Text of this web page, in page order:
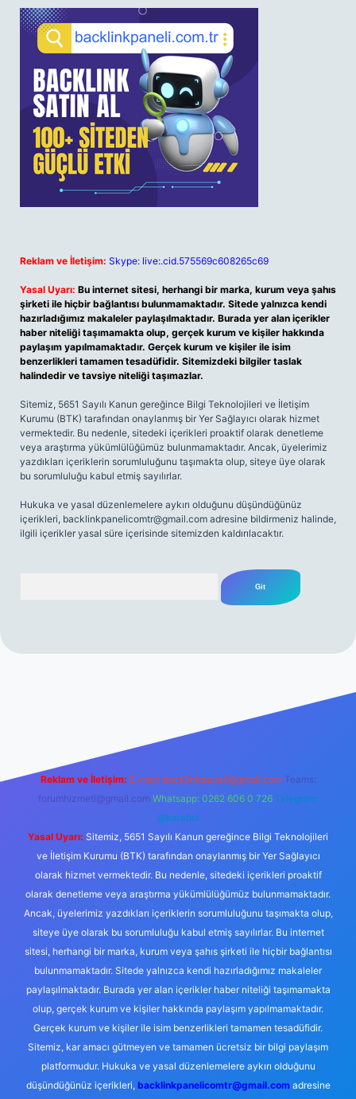
Reklam ve İletişim: Skype: live:.cid.575569c608265c69
Yasal Uyarı: Bu internet sitesi, herhangi bir marka, kurum veya şahıs
şirketi ile hiçbir bağlantısı bulunmamaktadır. Sitede yalnızca kendi
hazırladığımız makaleler paylaşılmaktadır. Burada yer alan içerikler
haber niteliği taşımamakta olup, gerçek kurum ve kişiler hakkında
paylaşım yapılmamaktadır. Gerçek kurum ve kişiler ile isim
benzerlikleri tamamen tesadüfidir. Sitemizdeki bilgiler taslak
halindedir ve tavsiye niteliği taşımazlar.
Sitemiz, 5651 Sayılı Kanun gereğince Bilgi Teknolojileri ve İletişim
Kurumu (BTK) tarafından onaylanmış bir Yer Sağlayıcı olarak hizmet
vermektedir. Bu nedenle, sitedeki içerikleri proaktif olarak denetleme
veya araştırma yükümlülüğümüz bulunmamaktadır. Ancak, üyelerimiz
yazdıkları içeriklerin sorumluluğunu taşımakta olup, siteye üye olarak
bu sorumluluğu kabul etmiş sayılırlar.
Hukuka ve yasal düzenlemelere aykırı olduğunu düşündüğünüz
içerikleri, backlinkpanelicomtr@gmail.com adresine bildirmeniz halinde,
ilgili içerikler yasal süre içerisinde sitemizden kaldırılacaktır.
Reklam ve İletişim: E-mail: backlinkpaneli@gmail.com Teams:
forumhizmeti@gmail.com Whatsapp: 0262 606 0 726 Telegram:
@karabul
Yasal Uyarı: Sitemiz, 5651 Sayılı Kanun gereğince Bilgi Teknolojileri
ve İletişim Kurumu (BTK) tarafından onaylanmış bir Yer Sağlayıcı
olarak hizmet vermektedir. Bu nedenle, sitedeki içerikleri proaktif
olarak denetleme veya araştırma yükümlülüğümüz bulunmamaktadır.
Ancak, üyelerimiz yazdıkları içeriklerin sorumluluğunu taşımakta olup,
siteye üye olarak bu sorumluluğu kabul etmiş sayılırlar. Bu internet
sitesi, herhangi bir marka, kurum veya şahıs şirketi ile hiçbir bağlantısı
bulunmamaktadır. Sitede yalnızca kendi hazırladığımız makaleler
paylaşılmaktadır. Burada yer alan içerikler haber niteliği taşımamakta
olup, gerçek kurum ve kişiler hakkında paylaşım yapılmamaktadır.
Gerçek kurum ve kişiler ile isim benzerlikleri tamamen tesadüfidir.
Sitemiz, kar amacı gütmeyen ve tamamen ücretsiz bir bilgi paylaşım
platformudur. Hukuka ve yasal düzenlemelere aykırı olduğunu
düşündüğünüz içerikleri, backlinkpanelicomtr@gmail.comadresine